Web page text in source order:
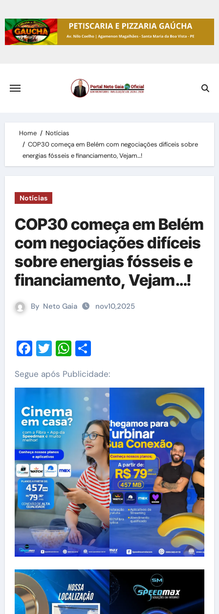
to
content
Home
Notícias
COP30 começa em Belém com negociações difíceis sobre
energias fósseis e financiamento, Vejam…!
Notícias
COP30 começa em Belém
com negociações difíceis
sobre energias fósseis e
financiamento, Vejam…!
By Neto Gaia nov10,2025
Facebook
TwitterWhatsApp
Share
Segue após Publicidade: